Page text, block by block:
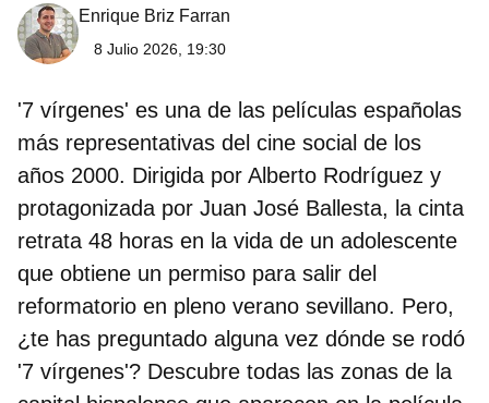
Enrique Briz Farran
8 Julio 2026, 19:30
'7 vírgenes' es una de las películas españolas
más representativas del cine social de los
años 2000. Dirigida por Alberto Rodríguez y
protagonizada por Juan José Ballesta, la cinta
retrata 48 horas en la vida de un adolescente
que obtiene un permiso para salir del
reformatorio en pleno verano sevillano. Pero,
¿te has preguntado alguna vez dónde se rodó
'7 vírgenes'? Descubre todas las zonas de la